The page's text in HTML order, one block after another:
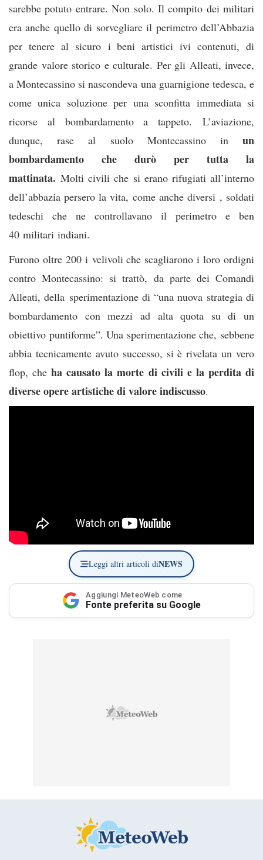
sarebbe potuto entrare. Non solo. Il compito dei militari
era anche quello di sorvegliare il perimetro dell’Abbazia
per tenere al sicuro i beni artistici ivi contenuti, di
grande valore storico e culturale. Per gli Alleati, invece,
a Montecassino si nascondeva una guarnigione tedesca, e
come unica soluzione per una sconfitta immediata si
ricorse al bombardamento a tappeto. L’aviazione,
dunque, rase al suolo Montecassino in un
bombardamento che durò per tutta la
mattinata. Molti civili che si erano rifugiati all’interno
dell’abbazia persero la vita, come anche diversi , soldati
tedeschi che ne controllavano il perimetro e ben
40 militari indiani.
Furono oltre 200 i velivoli che scagliarono i loro ordigni
contro Montecassino: si trattò, da parte dei Comandi
Alleati, della sperimentazione di “una nuova strategia di
bombardamento con mezzi ad alta quota su di un
obiettivo puntiforme”. Una sperimentazione che, sebbene
abbia tecnicamente avuto successo, si è rivelata un vero
flop, cheha causato la morte di civili e la perdita di
diverse opere artistiche di valore indiscusso.
Leggi altri articoli diNEWS
Aggiungi MeteoWeb come
Fonte preferita su Google